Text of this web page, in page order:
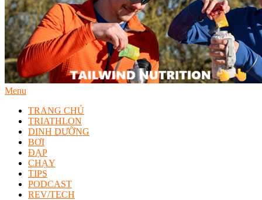
Menu
TRANG CHỦ
TRIATHLON
DINH DƯỠNG
BƠI
ĐẠP
CHẠY
TIPS
PODCAST
REV/TECH